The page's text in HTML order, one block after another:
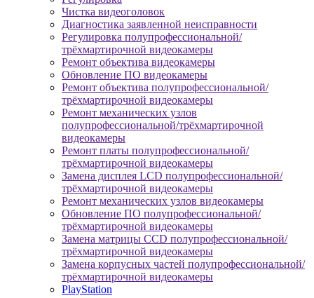
Чистка видеоголовок
Диагностика заявленной неисправности
Регулировка полупрофессиональной/
трёхмартирочной видеокамеры
Ремонт объектива видеокамеры
Обновление ПО видеокамеры
Ремонт объектива полупрофессиональной/
трёхмартирочной видеокамеры
Ремонт механических узлов
полупрофессиональной/трёхмартирочной
видеокамеры
Ремонт платы полупрофессиональной/
трёхмартирочной видеокамеры
Замена дисплея LCD полупрофессиональной/
трёхмартирочной видеокамеры
Ремонт механических узлов видеокамеры
Обновление ПО полупрофессиональной/
трёхмартирочной видеокамеры
Замена матрицы CCD полупрофессиональной/
трёхмартирочной видеокамеры
Замена корпусных частей полупрофессиональной/
трёхмартирочной видеокамеры
PlayStation